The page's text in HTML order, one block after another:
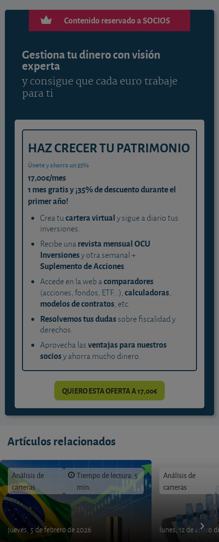
Contenido reservado a SOCIOS
Gestiona tu dinero con visión
experta
y consigue que cada euro trabaje
para ti
HAZ CRECER TU PATRIMONIO
Únete y ahorra un 35%
17,00€/mes
1 mes gratis y ¡35% de descuento durante el
primer año!
Crea tucartera virtualy sigue a diario tus
inversiones.
Recibe unarevista mensual OCU
Inversionesy otra semanal +
Suplemento de Acciones.
Accede en la web acomparadores
(acciones, fondos, ETF...),calculadoras,
modelos de contratos, etc.
Resolvemos tus dudassobre fiscalidad y
derechos.
Aprovecha lasventajas para nuestros
sociosy ahorra mucho dinero.
QUIERO ESTA OFERTA A 17,00€
Artículos relacionados
Análisis de
carteras
Tiempo de lectura: 5
min.
jueves, 5 de febrero de 2026
Análisis de
carteras
lunes, 12 de enero